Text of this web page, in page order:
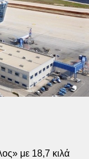
με 18,7 κιλά